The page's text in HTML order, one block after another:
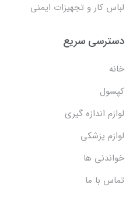
لباس کار و تجهیزات ایمنی
دسترسی سریع
خانه
کپسول
لوازم اندازه گیری
لوازم پزشکی
خواندنی ها
تماس با ما